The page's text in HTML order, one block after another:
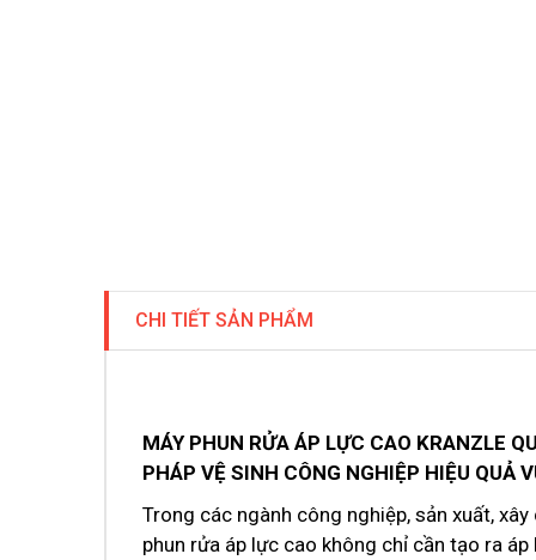
CHI TIẾT SẢN PHẨM
MÁY PHUN RỬA ÁP LỰC CAO KRANZLE
PHÁP VỆ SINH CÔNG NGHIỆP HIỆU QUẢ
Trong các ngành công nghiệp, sản xuất,
phun rửa áp lực cao không chỉ cần tạo ra